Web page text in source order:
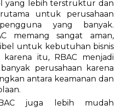
yang lebih terstruktur dan
untuk perusahaan
yang banyak.
memang sangat aman,
untuk kebutuhan bisnis
itu, RBAC menjadi
perusahaan karena
antara keamanan dan
juga lebih mudah